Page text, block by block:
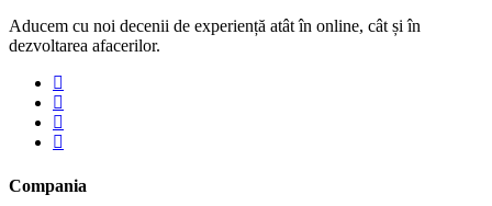
Aducem cu noi decenii de experiență atât în online, cât și în
dezvoltarea afacerilor.
Compania